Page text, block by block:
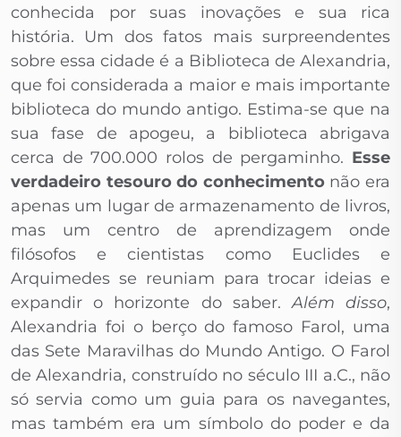
conhecida por suas inovações e sua rica
história. Um dos fatos mais surpreendentes
sobre essa cidade é a Biblioteca de Alexandria,
que foi considerada a maior e mais importante
biblioteca do mundo antigo. Estima-se que na
sua fase de apogeu, a biblioteca abrigava
cerca de 700.000 rolos de pergaminho. Esse
verdadeiro tesouro do conhecimentonão era
apenas um lugar de armazenamento de livros,
mas um centro de aprendizagem onde
filósofos e cientistas como Euclides e
Arquimedes se reuniam para trocar ideias e
expandir o horizonte do saber.Além disso,
Alexandria foi o berço do famoso Farol, uma
das Sete Maravilhas do Mundo Antigo. O Farol
de Alexandria, construído no século III a.C., não
só servia como um guia para os navegantes,
mas também era um símbolo do poder e da